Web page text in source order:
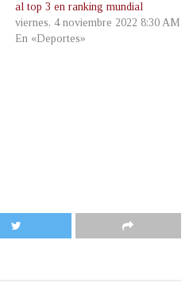
al top 3 en ranking mundial
viernes, 4 noviembre 2022 8:30 AM
En «Deportes»